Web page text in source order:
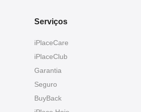
Serviços
iPlaceCare
iPlaceClub
Garantia
Seguro
BuyBack